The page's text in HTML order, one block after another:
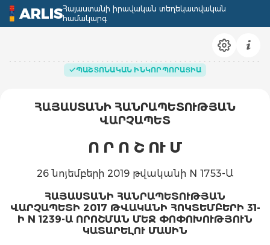
ARLISՀայաստանի իրավական տեղեկատվական
համակարգ
ՊԱՇՏՈՆԱԿԱՆ ԻՆԿՈՐՊՈՐԱՑԻԱ
ՀԱՅԱՍՏԱՆԻ ՀԱՆՐԱՊԵՏՈՒԹՅԱՆ
ՎԱՐՉԱՊԵՏ
Ո Ր Ո Շ ՈՒ Մ
26 նոյեմբերի 2019 թվականի N 1753-Ա
ՀԱՅԱՍՏԱՆԻ ՀԱՆՐԱՊԵՏՈՒԹՅԱՆ
ՎԱՐՉԱՊԵՏԻ 2017 ԹՎԱԿԱՆԻ ՀՈԿՏԵՄԲԵՐԻ 31-
Ի N 1239-Ա ՈՐՈՇՄԱՆ ՄԵՋ ՓՈՓՈԽՈՒԹՅՈՒՆ
ԿԱՏԱՐԵԼՈՒ ՄԱՍԻՆ